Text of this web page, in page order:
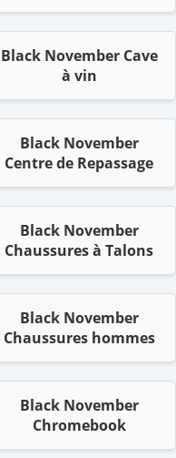
Black November Cave
à vin
Black November
Centre de Repassage
Black November
Chaussures à Talons
Black November
Chaussures hommes
Black November
Chromebook